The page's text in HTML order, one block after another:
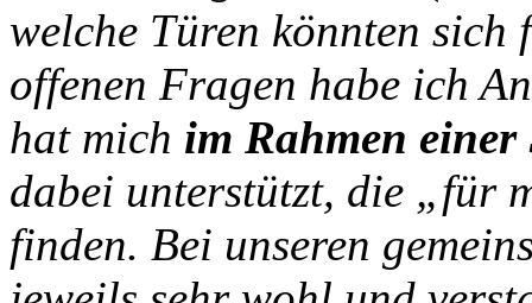
welche Türen könnten
offenen Fragen habe ich
hat mich im Rahmen
dabei unterstützt, die „für
finden. Bei unseren